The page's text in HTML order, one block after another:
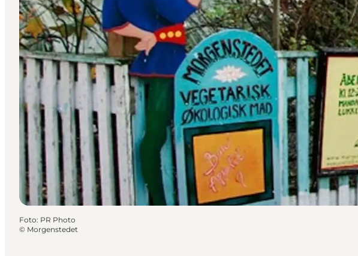
Foto: PR Photo
© Morgenstedet